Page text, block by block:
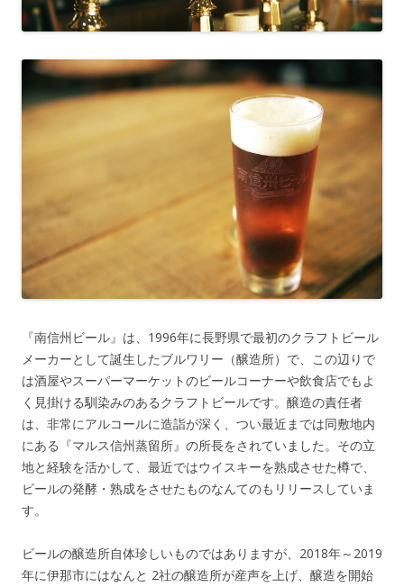
『南信州ビール』は、1996年に長野県で最初のクラフトビール
メーカーとして誕生したブルワリー（醸造所）で、この辺りで
は酒屋やスーパーマーケットのビールコーナーや飲食店でもよ
く見掛ける馴染みのあるクラフトビールです。醸造の責任者
は、非常にアルコールに造詣が深く、つい最近までは同敷地内
にある『マルス信州蒸留所』の所長をされていました。その立
地と経験を活かして、最近ではウイスキーを熟成させた樽で、
ビールの発酵・熟成をさせたものなんてのもリリースしていま
す。
ビールの醸造所自体珍しいものではありますが、2018年～2019
年に伊那市にはなんと 2社の醸造所が産声を上げ、醸造を開始